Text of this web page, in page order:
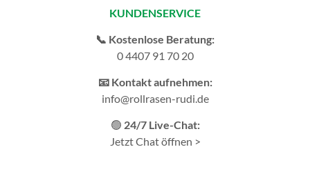
KUNDENSERVICE
📞 Kostenlose Beratung:
0 4407 91 70 20
📧 Kontakt aufnehmen:
info@rollrasen-rudi.de
🟢 24/7 Live-Chat:
Jetzt Chat öffnen >